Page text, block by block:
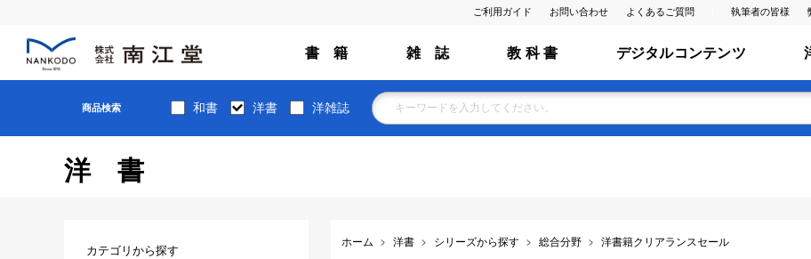
ご利用ガイド お問い合わせ よくあるご質問 執筆者の皆様
書 籍 雑 誌 教 科 書 デジタルコンテンツ
商品検索 和書 洋書 洋雑誌
洋書
ホーム 洋書 シリーズから探す 総合分野 洋書籍クリアランスセール
カテゴリから探す